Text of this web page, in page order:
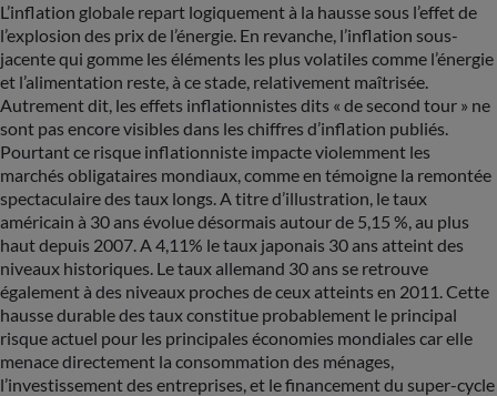
L’inflation globale repart logiquement à la hausse sous l’effet de
l’explosion des prix de l’énergie. En revanche, l’inflation sous-
jacente qui gomme les éléments les plus volatiles comme l’énergie
et l’alimentation reste, à ce stade, relativement maîtrisée.
Autrement dit, les effets inflationnistes dits « de second tour » ne
sont pas encore visibles dans les chiffres d’inflation publiés.
Pourtant ce risque inflationniste impacte violemment les
marchés obligataires mondiaux, comme en témoigne la remontée
spectaculaire des taux longs. A titre d’illustration, le taux
américain à 30 ans évolue désormais autour de 5,15 %, au plus
haut depuis 2007. A 4,11% le taux japonais 30 ans atteint des
niveaux historiques. Le taux allemand 30 ans se retrouve
également à des niveaux proches de ceux atteints en 2011. Cette
hausse durable des taux constitue probablement le principal
risque actuel pour les principales économies mondiales car elle
menace directement la consommation des ménages,
l’investissement des entreprises, et le financement du super-cycle